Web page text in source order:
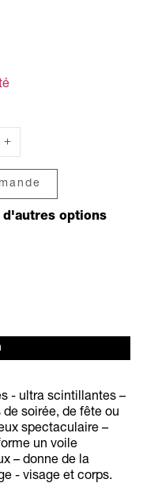
options
- ultra scintillantes –
soirée, de fête ou
spectaculaire –
un voile
– donne de la
- visage et corps.